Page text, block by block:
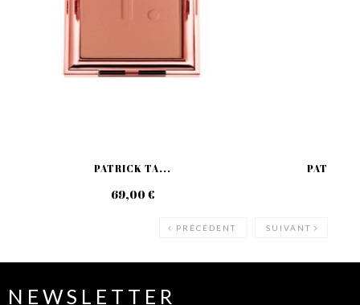
PATRICK TA...
69,00 €
PATRICK
PRÉCÉDENT SUIVANT
NEWSLETTER